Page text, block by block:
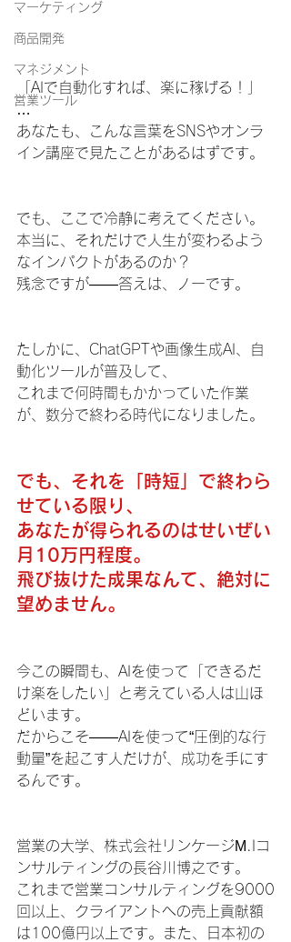
マーケティング
商品開発
マネジメント
営業ツール
「AIで自動化すれば、楽に稼げる！」
…
あなたも、こんな言葉をSNSやオンラ
イン講座で見たことがあるはずです。
でも、ここで冷静に考えてください。
本当に、それだけで人生が変わるよう
なインパクトがあるのか？
残念ですが――答えは、ノーです。
たしかに、ChatGPTや画像生成AI、自
動化ツールが普及して、
これまで何時間もかかっていた作業
が、数分で終わる時代になりました。
でも、それを「時短」で終わら
せている限り、
あなたが得られるのはせいぜい
月10万円程度。
飛び抜けた成果なんて、絶対に
望めません。
今この瞬間も、AIを使って「できるだ
け楽をしたい」と考えている人は山ほ
どいます。
だからこそ――AIを使って“圧倒的な行
動量”を起こす人だけが、成功を手にす
るんです。
営業の大学、株式会社リンケージМ.Iコ
ンサルティングの長谷川博之です。
これまで営業コンサルティングを9000
回以上、クライアントへの売上貢献額
は100億円以上です。また、日本初の